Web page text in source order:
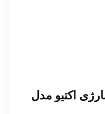
اکتیو مدل